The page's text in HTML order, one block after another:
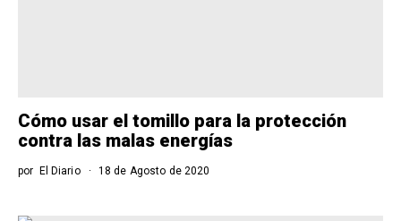
Cómo usar el tomillo para la protección
contra las malas energías
por El Diario 18 de Agosto de 2020